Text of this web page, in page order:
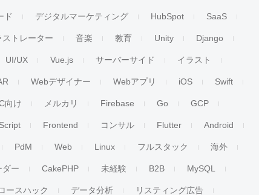
ド デジタルマーケティング HubSpot SaaS
ストレーター 音楽 教育 Unity Django
UI/UX Vue.js サーバーサイド イラスト
Webデザイナー Webアプリ iOS Swift
向け メルカリ Firebase Go GCP
Frontend コンサル Flutter Android
PdM Web Linux フルスタック 海外
ダー CakePHP 未経験 B2B MySQL
ースハック データ分析 リスティング広告